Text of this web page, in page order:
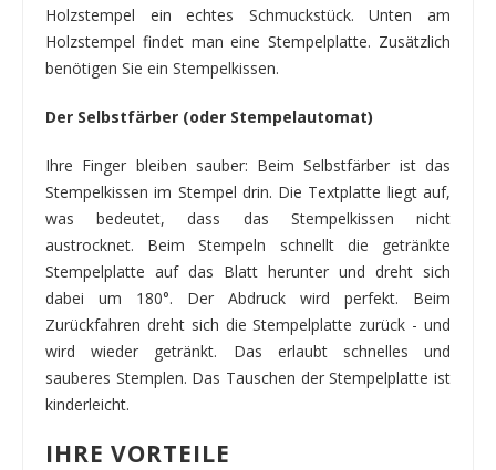
Holzstempel ein echtes Schmuckstück. Unten am
Holzstempel findet man eine Stempelplatte. Zusätzlich
benötigen Sie ein Stempelkissen.
Der Selbstfärber (oder Stempelautomat)
Ihre Finger bleiben sauber: Beim Selbstfärber ist das
Stempelkissen im Stempel drin. Die Textplatte liegt auf,
was bedeutet, dass das Stempelkissen nicht
austrocknet. Beim Stempeln schnellt die getränkte
Stempelplatte auf das Blatt herunter und dreht sich
dabei um 180°. Der Abdruck wird perfekt. Beim
Zurückfahren dreht sich die Stempelplatte zurück - und
wird wieder getränkt. Das erlaubt schnelles und
sauberes Stemplen. Das Tauschen der Stempelplatte ist
kinderleicht.
IHRE VORTEILE